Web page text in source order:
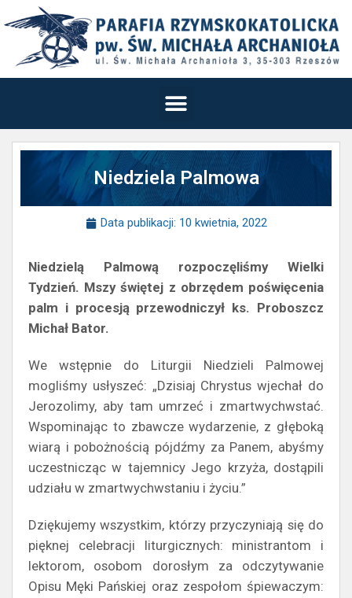
Niedziela Palmowa
Data publikacji: 10 kwietnia, 2022
Niedzielą Palmową rozpoczęliśmy Wielki
Tydzień. Mszy świętej z obrzędem poświęcenia
palm i procesją przewodniczył ks. Proboszcz
Michał Bator.
We wstępnie do Liturgii Niedzieli Palmowej
mogliśmy usłyszeć: „Dzisiaj Chrystus wjechał do
Jerozolimy, aby tam umrzeć i zmartwychwstać.
Wspominając to zbawcze wydarzenie, z głęboką
wiarą i pobożnością pójdźmy za Panem, abyśmy
uczestnicząc w tajemnicy Jego krzyża, dostąpili
udziału w zmartwychwstaniu i życiu.”
Dziękujemy wszystkim, którzy przyczyniają się do
pięknej celebracji liturgicznych: ministrantom i
lektorom, osobom dorosłym za odczytywanie
Opisu Męki Pańskiej oraz zespołom śpiewaczym: